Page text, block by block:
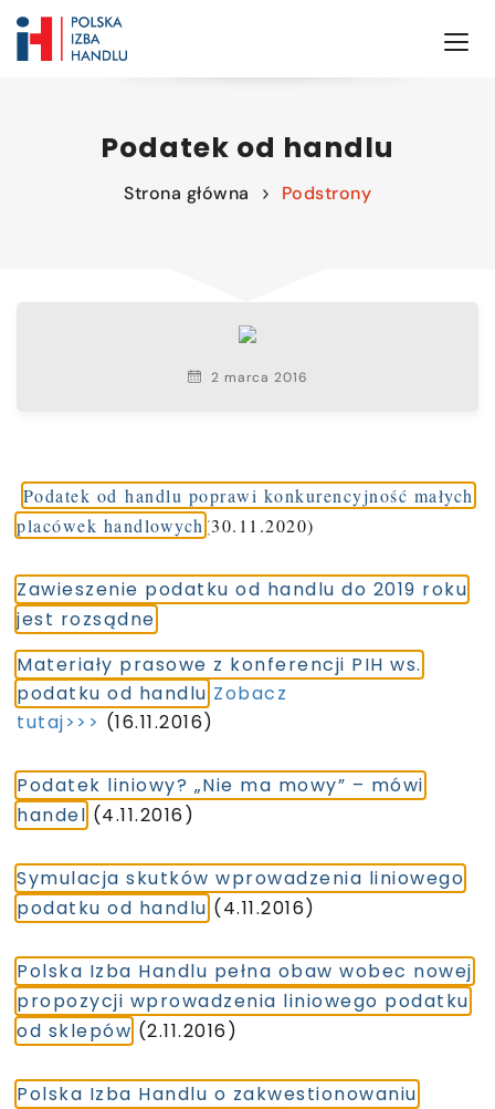
Podatek od handlu
Strona główna Podstrony
2 marca 2016
Podatek od handlu poprawi konkurencyjność małych
placówek handlowych (30.11.2020)
Zawieszenie podatku od handlu do 2019 roku
jest rozsądne
Materiały prasowe z konferencji PIH ws.
podatku od handlu Zobacz
tutaj>>> (16.11.2016)
Podatek liniowy? „Nie ma mowy” – mówi
handel (4.11.2016)
Symulacja skutków wprowadzenia liniowego
podatku od handlu (4.11.2016)
Polska Izba Handlu pełna obaw wobec nowej
propozycji wprowadzenia liniowego podatku
od sklepów (2.11.2016)
Polska Izba Handlu o zakwestionowaniu